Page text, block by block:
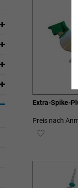
Extra-Spike-
Preis nach